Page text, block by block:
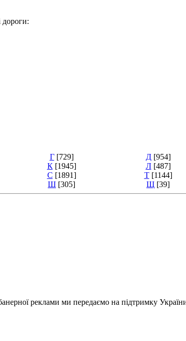
дороги:
Г [729] Д [954]
К [1945] Л [487]
С [1891] Т [1144]
Ш [305] Щ [39]
реклами ми передаємо на підтримку